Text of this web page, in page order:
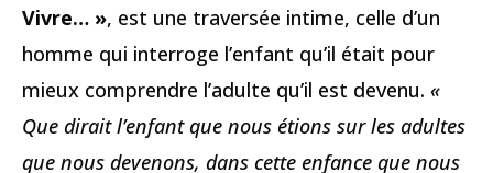
Vivre… », est une traversée intime, celle d’un
homme qui interroge l’enfant qu’il était pour
mieux comprendre l’adulte qu’il est devenu. «
Que dirait l’enfant que nous étions sur les adultes
que nous devenons, dans cette enfance que nous